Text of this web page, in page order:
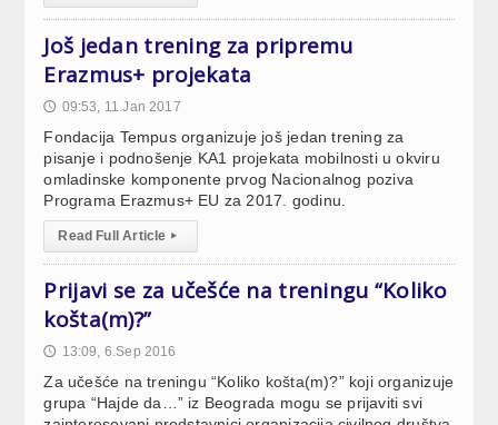
Još jedan trening za pripremu
Erazmus+ projekata
🕔 09:53, 11.Jan 2017
Fondacija Tempus organizuje još jedan trening za
pisanje i podnošenje KA1 projekata mobilnosti u okviru
omladinske komponente prvog Nacionalnog poziva
Programa Erazmus+ EU za 2017. godinu.
Read Full Article ▸
Prijavi se za učešće na treningu “Koliko
košta(m)?”
🕔 13:09, 6.Sep 2016
Za učešće na treningu “Koliko košta(m)?” koji organizuje
grupa “Hajde da…” iz Beograda mogu se prijaviti svi